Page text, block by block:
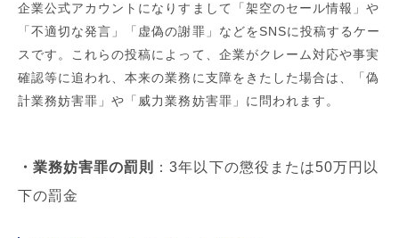
企業公式アカウントになりすまして「架空のセール情報」や
「不適切な発言」「虚偽の謝罪」などをSNSに投稿するケー
スです。これらの投稿によって、企業がクレーム対応や事実
確認等に追われ、本来の業務に支障をきたした場合は、「偽
計業務妨害罪」や「威力業務妨害罪」に問われます。
・業務妨害罪の罰則
：3年以下の懲役または50万円以
下の罰金